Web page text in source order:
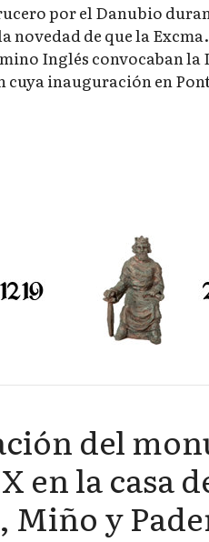
por el Danubio
novedad de que la
Inglés convocaban
cuya inauguración en
del
en la casa
Miño y